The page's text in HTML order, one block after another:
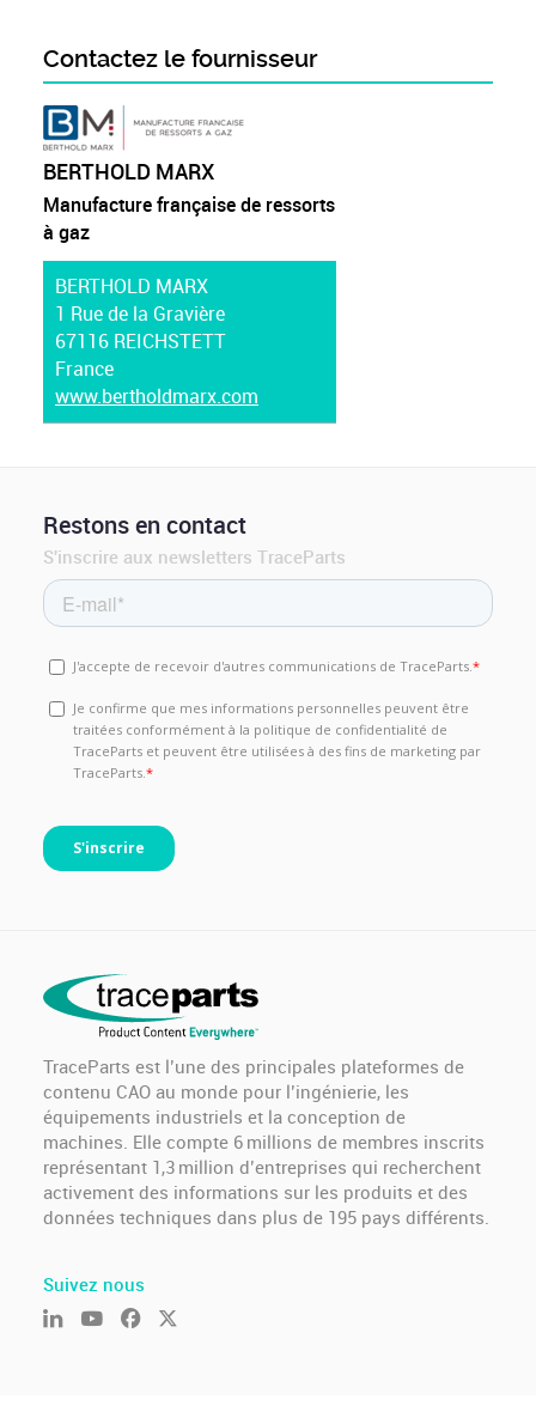
Contactez le fournisseur
BERTHOLD MARX
Manufacture française de ressorts
à gaz
BERTHOLD MARX
1 Rue de la Gravière
67116 REICHSTETT
France
www.bertholdmarx.com
Restons en contact
S'inscrire aux newsletters TraceParts
TraceParts est l’une des principales plateformes de
contenu CAO au monde pour l’ingénierie, les
équipements industriels et la conception de
machines. Elle compte 6 millions de membres inscrits
représentant 1,3 million d’entreprises qui recherchent
activement des informations sur les produits et des
données techniques dans plus de 195 pays différents.
Suivez nous